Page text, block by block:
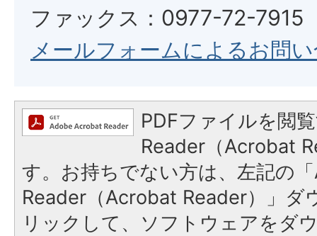
ファックス：0977-72-7915
メールフォームによるお問
PDFファイルを閲
Reader（Acrobat
す。お持ちでない方は、左記の
Reader（Acrobat Reader）」ダ
リックして、ソフトウェアをダ